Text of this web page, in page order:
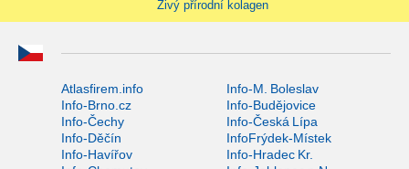
Živý přírodní kolagen
Atlasfirem.info
Info-M. Boleslav
Info-Brno.cz
Info-Budějovice
Info-Čechy
Info-Česká Lípa
Info-Děčín
InfoFrýdek-Místek
Info-Havířov
Info-Hradec Kr.